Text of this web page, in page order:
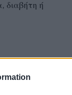
διαβήτη ή
της
από τη